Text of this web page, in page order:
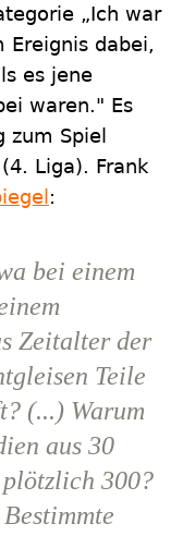
„Ich war
Ereignis dabei,
es jene
waren." Es
Spiel
Liga). Frank
:
bei einem
Zeitalter der
Teile
(...) Warum
aus 30
300?